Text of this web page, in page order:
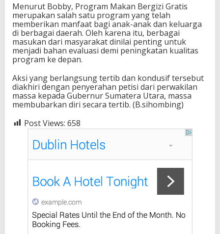
Menurut Bobby, Program Makan Bergizi Gratis
merupakan salah satu program yang telah
memberikan manfaat bagi anak-anak dan keluarga
di berbagai daerah. Oleh karena itu, berbagai
masukan dari masyarakat dinilai penting untuk
menjadi bahan evaluasi demi peningkatan kualitas
program ke depan.
Aksi yang berlangsung tertib dan kondusif tersebut
diakhiri dengan penyerahan petisi dari perwakilan
massa kepada Gubernur Sumatera Utara, massa
membubarkan diri secara tertib. (B.sihombing)
Post Views: 658